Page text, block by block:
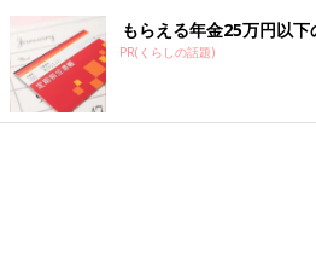
もらえる年金25万円以
PR(くらしの話題)